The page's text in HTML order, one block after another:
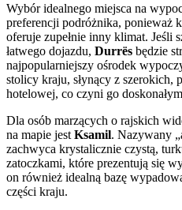
Wybór idealnego miejsca na
preferencji podróżnika, ponieważ
oferuje zupełnie inny klimat. Jeśli
łatwego dojazdu, Durrës będzie
najpopularniejszy ośrodek
stolicy kraju, słynący z szerokich,
hotelowej, co czyni go
Dla osób marzących o rajskich
na mapie jest Ksamil. Nazywany
zachwyca krystalicznie czystą,
zatoczkami, które prezentują się
on również idealną bazę
części kraju.